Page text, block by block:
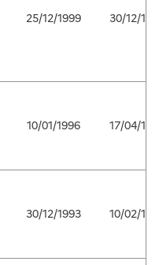
25/12/1999 30/12/
10/01/1996 17/04/
30/12/1993 10/02/